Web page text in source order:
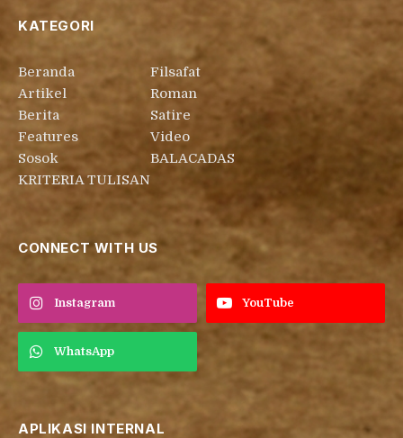
KATEGORI
Beranda
Artikel
Berita
Features
Sosok
KRITERIA TULISAN
Filsafat
Roman
Satire
Video
BALACADAS
CONNECT WITH US
Instagram YouTube
WhatsApp
APLIKASI INTERNAL